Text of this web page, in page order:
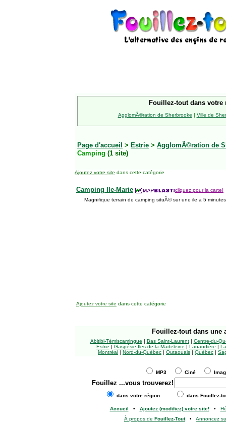
Fouillez-tout dans votre
AgglomÃ©ration de Sherbrooke | Ville de
Page d'accueil > Estrie > AgglomÃ©ration de
Camping (1 site)
Ajoutez votre site dans cette catégorie
Camping Ile-Marie
cliquez pour la carte!
Magnifique terrain de camping situÃ© sur une ile a 5
Ajoutez votre site dans cette catégorie
Fouillez-tout dans une
Abitibi-Témiscamingue | Bas Saint-Laurent| Centre-du-
Estrie | Gaspésie-Îles-de-la-Madeleine | Lanaudière |
Montréal | Nord-du-Québec | Outaouais | Québec |
MP3 Ciné
Fouillez ...vous trouverez!
dans votre région dans Fouillez-
Accueil • Ajoutez (modifiez) votre site!•
À propos de Fouillez-Tout• Annoncez